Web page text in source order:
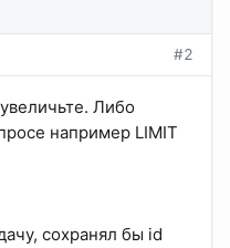
#2
Либо
например LIMIT
сохранял бы id